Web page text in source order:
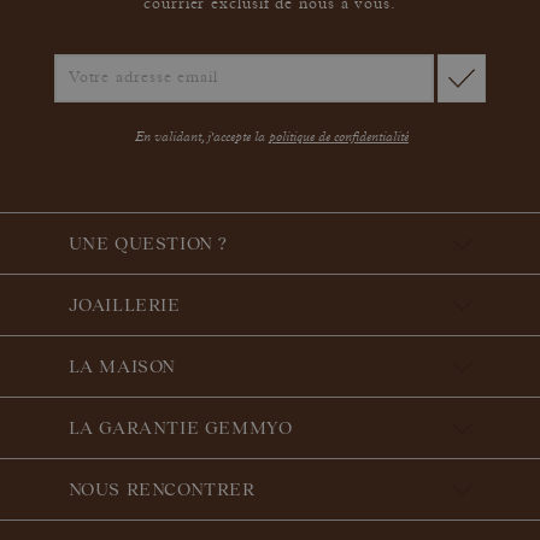
courrier exclusif de nous à vous.
En validant, j'accepte la politique de confidentialité
UNE QUESTION ?
JOAILLERIE
LA MAISON
LA GARANTIE GEMMYO
NOUS RENCONTRER